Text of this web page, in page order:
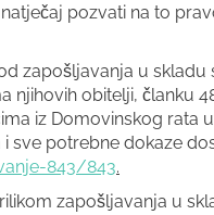
pozvati na to
zapošljavanja u skladu
njihovih obitelji, članku
iz Domovinskog rata
sve potrebne dokaze
843/843.
zapošljavanja u